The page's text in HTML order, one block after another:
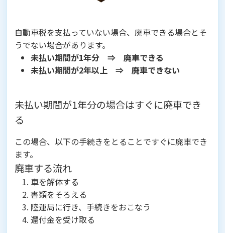
自動車税を支払っていない場合、廃車できる場合とそ
うでない場合があります。
未払い期間が1年分 ⇒ 廃車できる
未払い期間が2年以上 ⇒ 廃車できない
未払い期間が1年分の場合はすぐに廃車でき
る
この場合、以下の手続きをとることですぐに廃車でき
ます。
廃車する流れ
車を解体する
書類をそろえる
陸運局に行き、手続きをおこなう
還付金を受け取る